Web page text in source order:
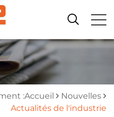
:Accueil
Nouvelles
Actualités de l'industrie